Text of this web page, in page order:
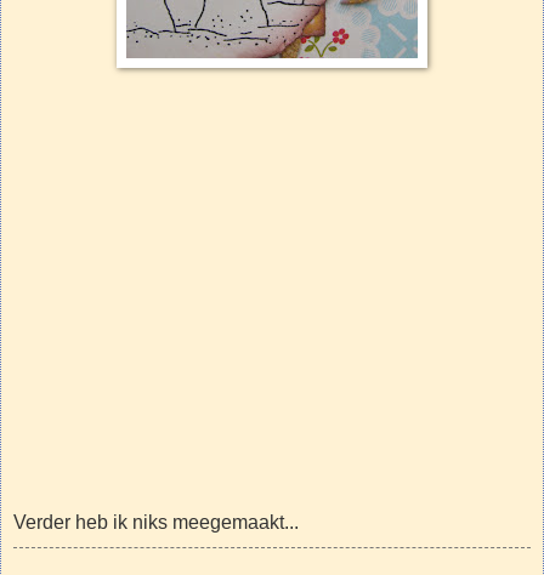
Verder heb ik niks meegemaakt...